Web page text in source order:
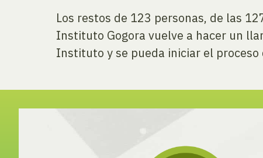
Los restos de 123 personas, de las
Instituto Gogora vuelve a hacer un
Instituto y se pueda iniciar el